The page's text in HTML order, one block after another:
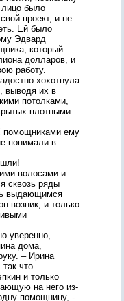
лицо было
проект, и не
Ей было
Эдвард
который
долларов, и
работу.
хохотнула
выводя их в
потолками,
плотными
помощниками ему
понимали в
волосами и
сквозь ряды
выдающимся
возник, и только
уверенно,
дома,
– Ирина
так что…
и только
на него из-
помощницу, -